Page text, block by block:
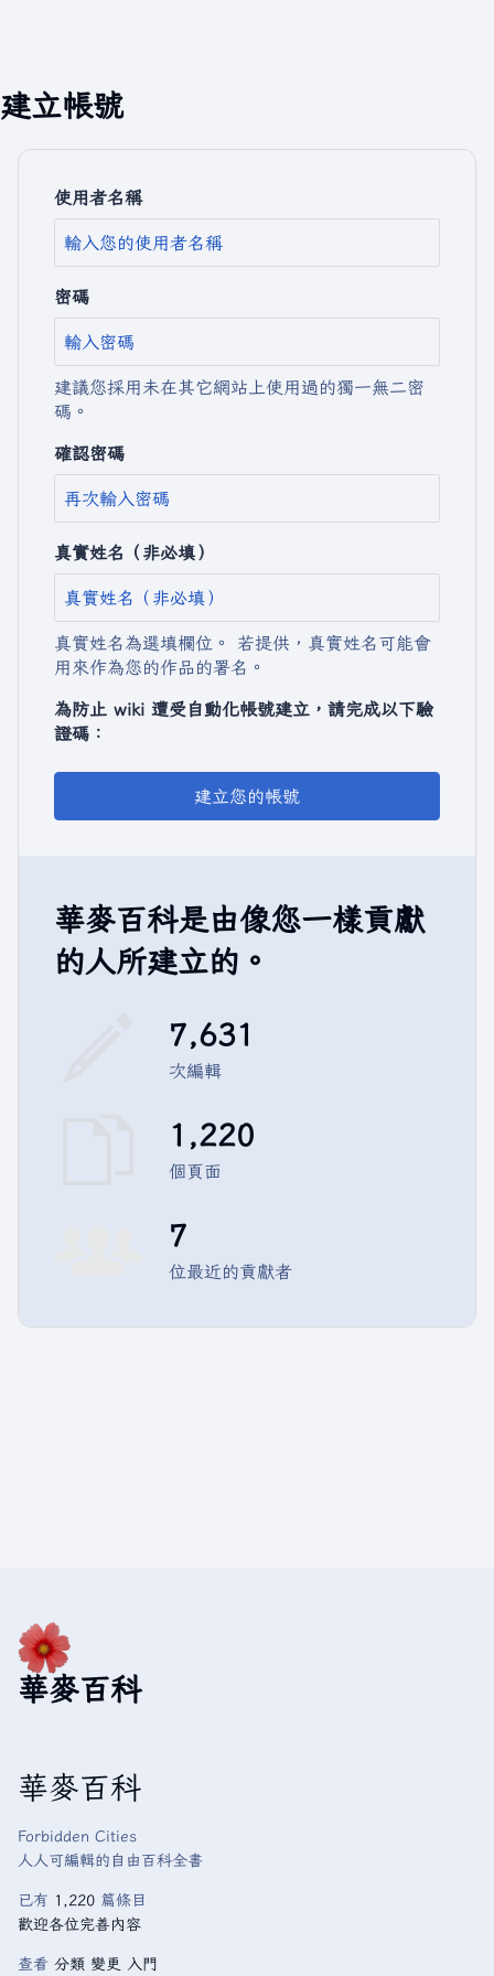
建立帳號
使用者名稱
密碼
建議您採用未在其它網站上使用過的獨一無二密
碼。
確認密碼
真實姓名（非必填）
真實姓名為選填欄位。 若提供，真實姓名可能會
用來作為您的作品的署名。
為防止 wiki 遭受自動化帳號建立，請完成以下驗
證碼：
建立您的帳號
華麥百科是由像您一樣貢獻
的人所建立的。
7,631
次編輯
1,220
個頁面
7
位最近的貢獻者
華麥百科
華麥百科
Forbidden Cities
人人可編輯的自由百科全書
已有 1,220 篇條目
歡迎各位完善內容
查看 分類 變更 入門